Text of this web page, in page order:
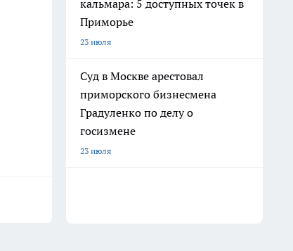
кальмара: 5 доступных точек в
Приморье
23 июля
Суд в Москве арестовал
приморского бизнесмена
Градуленко по делу о
госизмене
23 июля